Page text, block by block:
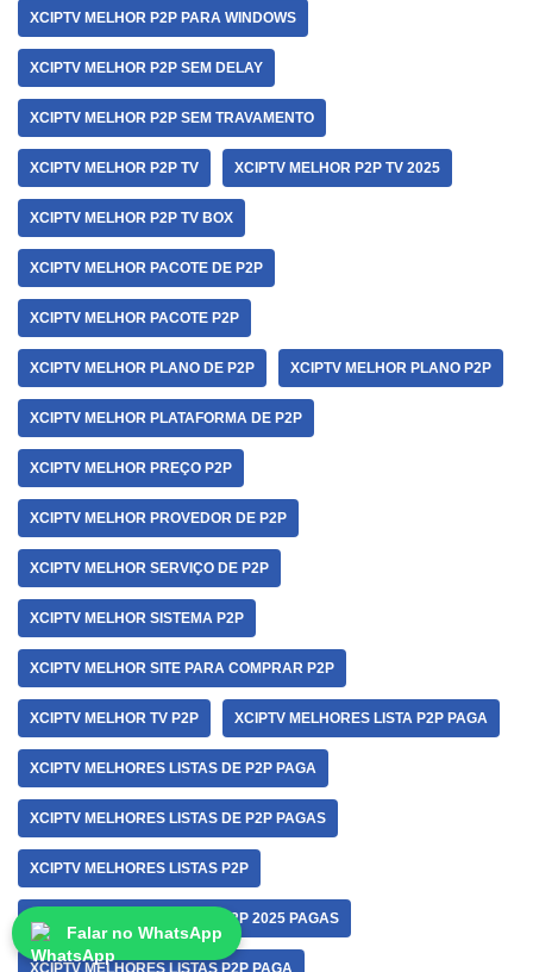
XCIPTV MELHOR P2P PARA WINDOWS
XCIPTV MELHOR P2P SEM DELAY
XCIPTV MELHOR P2P SEM TRAVAMENTO
XCIPTV MELHOR P2P TV XCIPTV MELHOR P2P TV 2025
XCIPTV MELHOR P2P TV BOX
XCIPTV MELHOR PACOTE DE P2P
XCIPTV MELHOR PACOTE P2P
XCIPTV MELHOR PLANO DE P2P XCIPTV MELHOR PLANO P2P
XCIPTV MELHOR PLATAFORMA DE P2P
XCIPTV MELHOR PREÇO P2P
XCIPTV MELHOR PROVEDOR DE P2P
XCIPTV MELHOR SERVIÇO DE P2P
XCIPTV MELHOR SISTEMA P2P
XCIPTV MELHOR SITE PARA COMPRAR P2P
XCIPTV MELHOR TV P2P XCIPTV MELHORES LISTA P2P PAGA
XCIPTV MELHORES LISTAS DE P2P PAGA
XCIPTV MELHORES LISTAS DE P2P PAGAS
XCIPTV MELHORES LISTAS P2P
XCIPTV MELHORES LISTAS P2P 2025 PAGAS
XCIPTV MELHORES LISTAS P2P PAGA
Falar no WhatsApp